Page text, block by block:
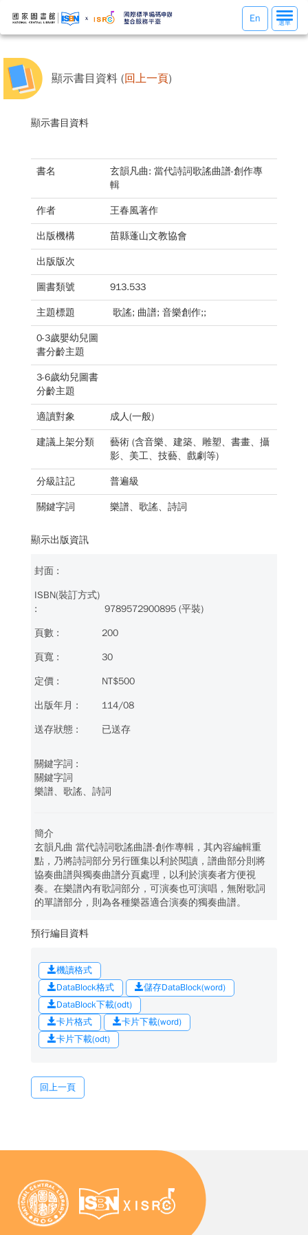
選
單
選單
En
顯示書目資料 (回上一頁)
顯示書目資料
書名
玄韻凡曲: 當代詩詞歌謠曲譜-創作專
輯
作者 王春風著作
出版機構 苗縣蓬山文教協會
出版版次
圖書類號 913.533
主題標題 歌謠; 曲譜; 音樂創作;;
0-3歲嬰幼兒圖
書分齡主題
3-6歲幼兒圖書
分齡主題
適讀對象 成人(一般)
建議上架分類
藝術 (含音樂、建築、雕塑、書畫、攝
影、美工、技藝、戲劇等)
分級註記 普遍級
關鍵字詞 樂譜、歌謠、詩詞
顯示出版資訊
9789572900895 (平裝)
200
30
NT$500
114/08
已送存
關鍵字詞
樂譜、歌謠、詩詞
簡介
玄韻凡曲 當代詩詞歌謠曲譜-創作專輯，其內容編輯重
點，乃將詩詞部分另行匯集以利於閱讀，譜曲部分則將
協奏曲譜與獨奏曲譜分頁處理，以利於演奏者方便視
奏。在樂譜內有歌詞部分，可演奏也可演唱，無附歌詞
的單譜部分，則為各種樂器適合演奏的獨奏曲譜。
預行編目資料
機讀格式
DataBlock格式
儲存DataBlock(word)
DataBlock下載(odt)
卡片格式
卡片下載(word)
卡片下載(odt)
回上一頁